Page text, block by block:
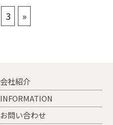
3 »
会社紹介
INFORMATION
お問い合わせ